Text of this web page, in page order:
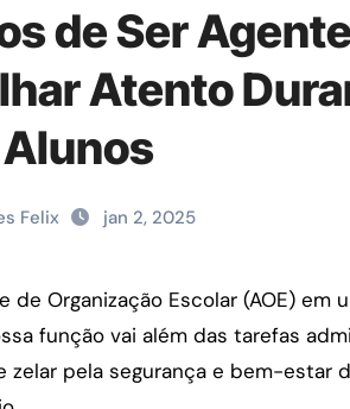
de Ser
Atento
Felix jan 2, 2025
função vai além das tarefas
zelar pela segurança e bem-